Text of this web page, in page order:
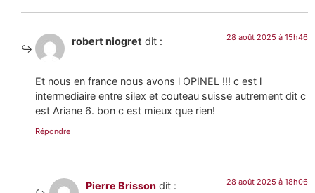
robert niogret dit : 28 août 2025 à 15h46
Et nous en france nous avons l OPINEL !!! c est l
intermediaire entre silex et couteau suisse autrement dit c
est Ariane 6. bon c est mieux que rien!
Répondre
Pierre Brisson dit : 28 août 2025 à 18h06